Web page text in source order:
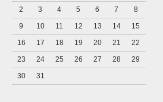
2
3 4 5 6 7
8
9
10 11 12 13 14
15
16
17 18 19 20 21
22
23
24 25 26 27 28
29
30
31